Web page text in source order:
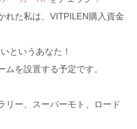
れた私は、VITPILEN購入資金
というあなた！
を設置する予定です。
リー、スーパーモト、ロード